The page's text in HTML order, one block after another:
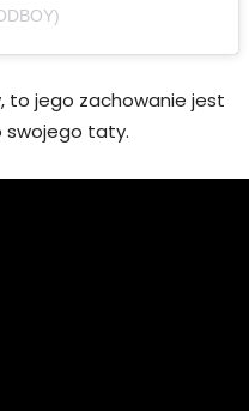
to jego zachowanie jest
swojego taty.